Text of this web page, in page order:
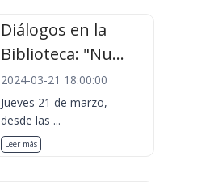
Diálogos en la
Biblioteca: "Nu...
2024-03-21 18:00:00
Jueves 21 de marzo,
desde las ...
Leer más